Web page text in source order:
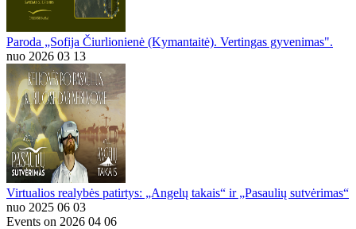
Paroda „Sofija Čiurlionienė (Kymantaitė). Vertingas gyvenimas".
nuo 2026 03 13
Virtualios realybės patirtys: „Angelų takais“ ir „Pasaulių sutvėrimas“
nuo 2025 06 03
Events on 2026 04 06